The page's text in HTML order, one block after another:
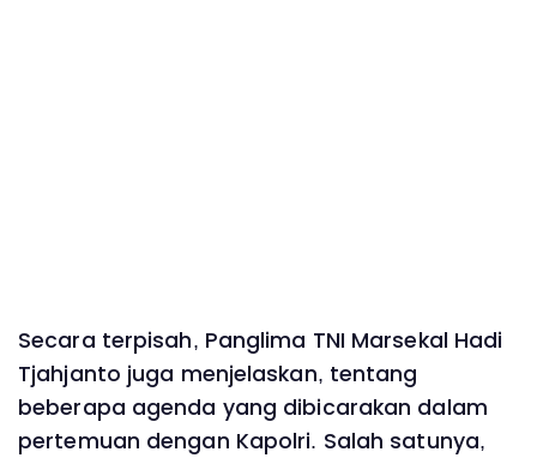
Secara terpisah, Panglima TNI Marsekal Hadi
Tjahjanto juga menjelaskan, tentang
beberapa agenda yang dibicarakan dalam
pertemuan dengan Kapolri. Salah satunya,